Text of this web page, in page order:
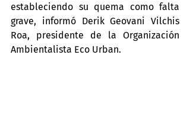
estableciendo su quema como falta
grave, informó Derik Geovani Vilchis
Roa, presidente de la Organización
Ambientalista Eco Urban.